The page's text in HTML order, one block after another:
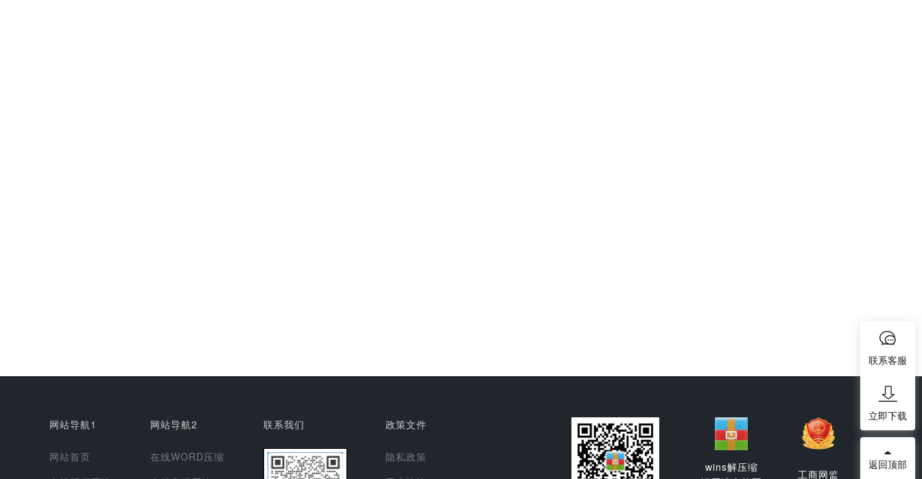
网站导航1
网站首页
网站导航2
在线WORD压缩
联系我们 政策文件
隐私政策
wins解压缩
工商网监
联系客服
立即下载
返回顶部